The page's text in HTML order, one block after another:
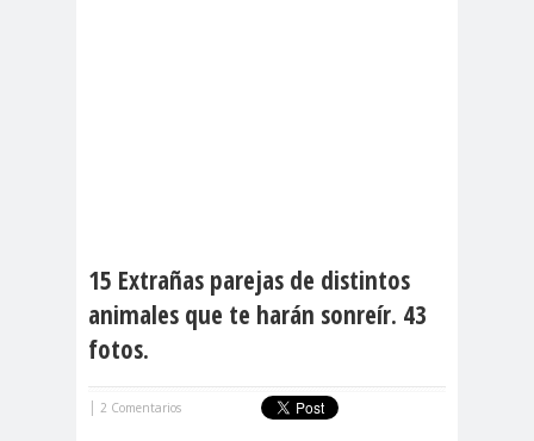
15 Extrañas parejas de distintos
animales que te harán sonreír. 43
fotos.
| 2 Comentarios